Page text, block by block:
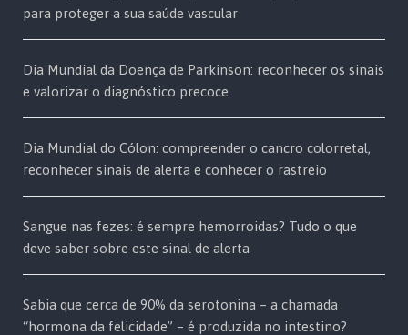
para proteger a sua saúde vascular
Dia Mundial da Doença de Parkinson: reconhecer os sinais
e valorizar o diagnóstico precoce
Dia Mundial do Cólon: compreender o cancro colorretal,
reconhecer sinais de alerta e conhecer o rastreio
Sangue nas fezes: é sempre hemorroidas? Tudo o que
deve saber sobre este sinal de alerta
Sabia que cerca de 90% da serotonina – a chamada
“hormona da felicidade” – é produzida no intestino?